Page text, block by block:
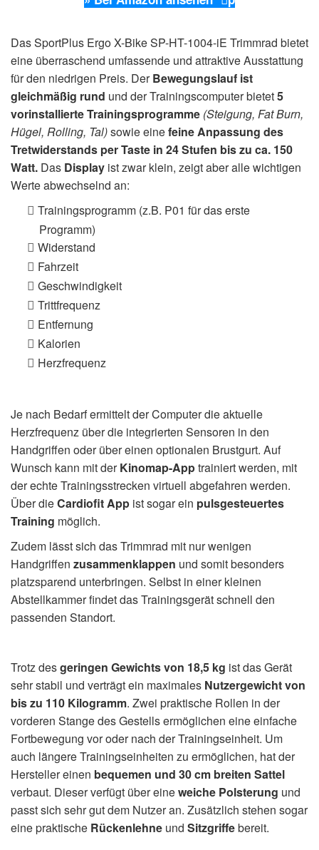
Das SportPlus Ergo X-Bike SP-HT-1004-iE Trimmrad bietet
eine überraschend umfassende und attraktive Ausstattung
für den niedrigen Preis. DerBewegungslauf ist
gleichmäßig rund und der Trainingscomputer bietet5
vorinstallierte Trainingsprogramme (Steigung, Fat Burn,
Hügel, Rolling, Tal)sowie einefeine Anpassung des
Tretwiderstands per Taste in 24 Stufen bis zu ca. 150
Watt. Das Display ist zwar klein, zeigt aber alle wichtigen
Werte abwechselnd an:
Trainingsprogramm (z.B. P01 für das erste
Programm)
Widerstand
Fahrzeit
Geschwindigkeit
Trittfrequenz
Entfernung
Kalorien
Herzfrequenz
Je nach Bedarf ermittelt der Computer die aktuelle
Herzfrequenz über die integrierten Sensoren in den
Handgriffen oder über einen optionalen Brustgurt. Auf
Wunsch kann mit derKinomap-Apptrainiert werden, mit
der echte Trainingsstrecken virtuell abgefahren werden.
Über dieCardiofit App ist sogar ein pulsgesteuertes
Training möglich.
Zudem lässt sich das Trimmrad mit nur wenigen
Handgriffen zusammenklappen und somit besonders
platzsparend unterbringen. Selbst in einer kleinen
Abstellkammer findet das Trainingsgerät schnell den
passenden Standort.
Trotz desgeringen Gewichts von 18,5 kg ist das Gerät
sehr stabil und verträgt ein maximales Nutzergewicht von
bis zu 110 Kilogramm. Zwei praktische Rollen in der
vorderen Stange des Gestells ermöglichen eine einfache
Fortbewegung vor oder nach der Trainingseinheit. Um
auch längere Trainingseinheiten zu ermöglichen, hat der
Hersteller einen bequemen und 30 cm breiten Sattel
verbaut. Dieser verfügt über eineweiche Polsterung und
passt sich sehr gut dem Nutzer an. Zusätzlich stehen sogar
eine praktische Rückenlehne und Sitzgriffebereit.